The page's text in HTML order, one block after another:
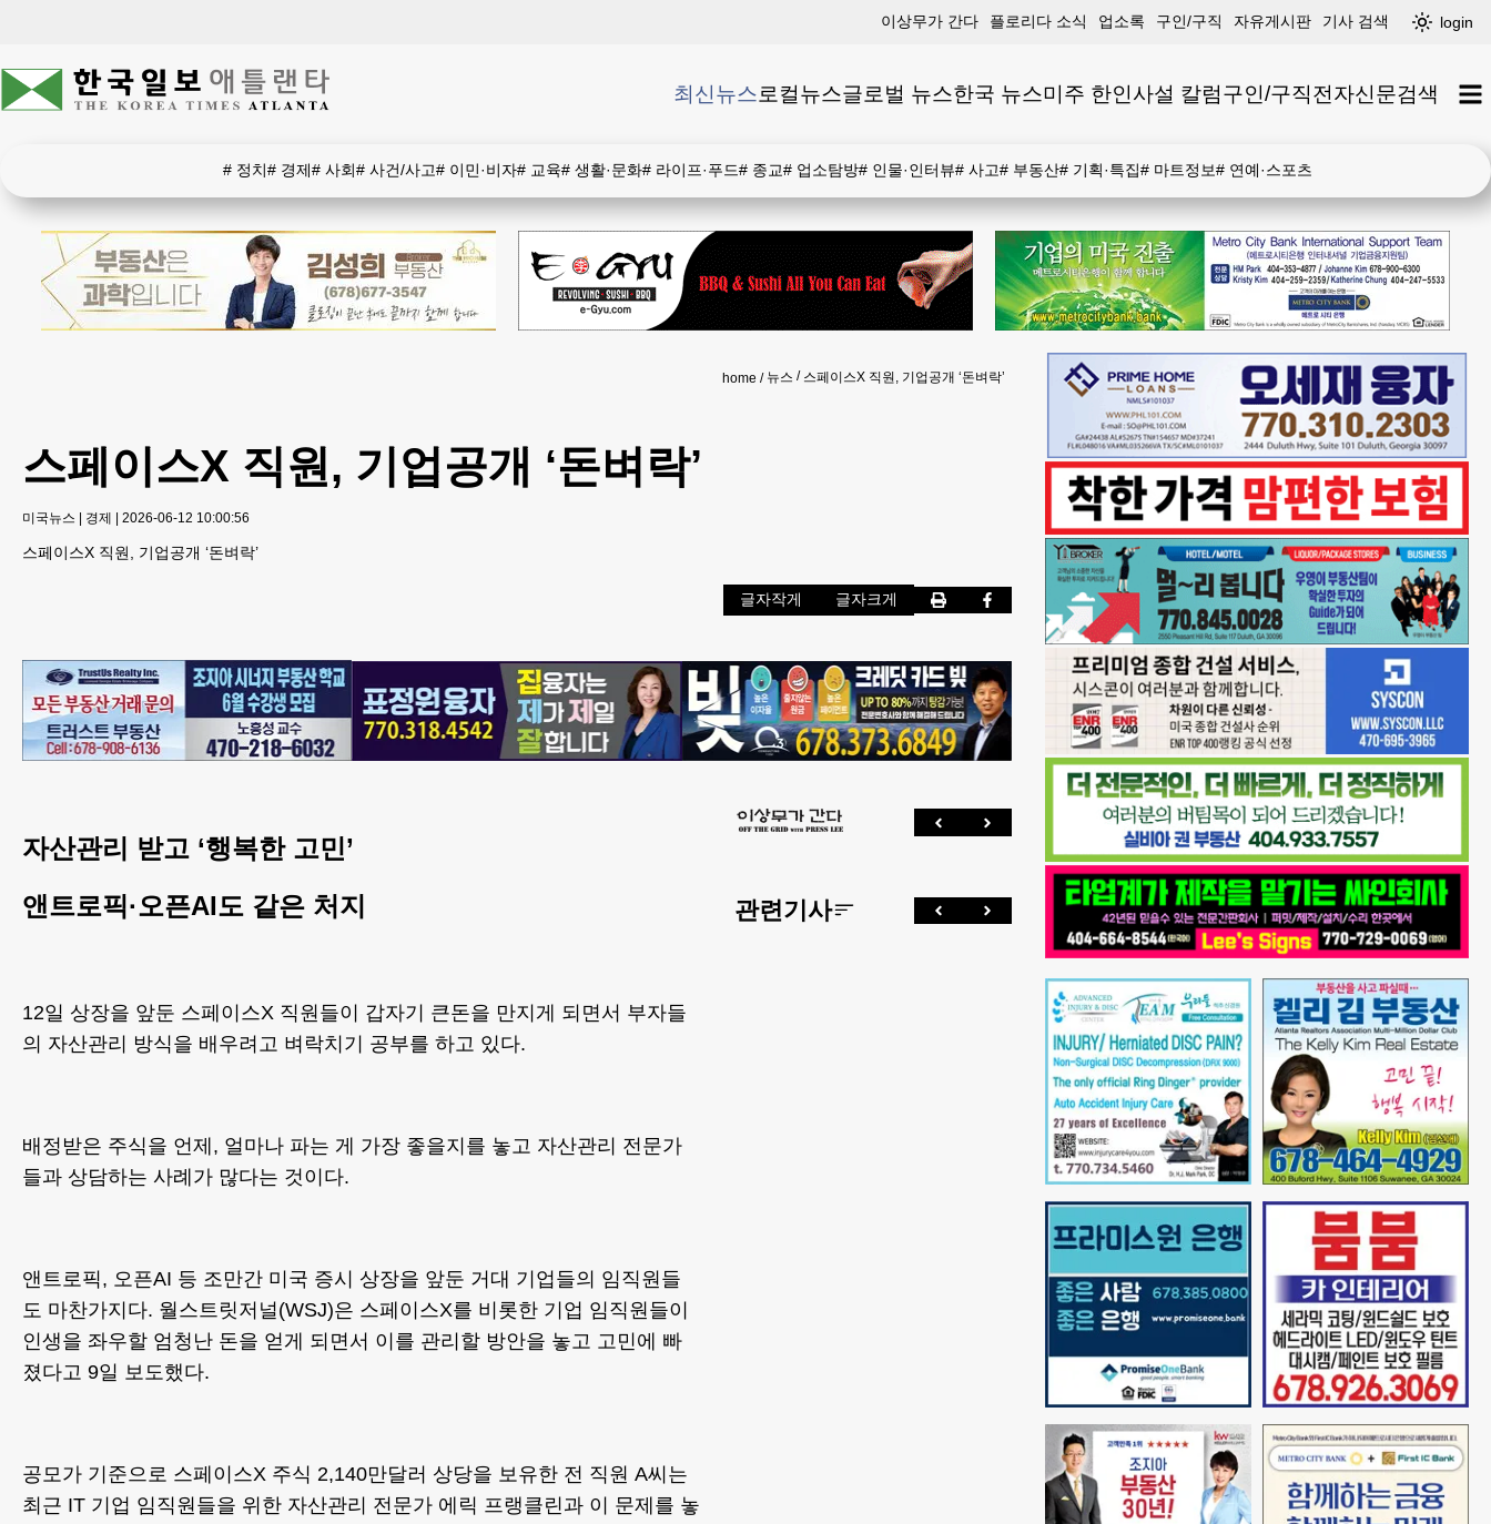
이상무가 간다 플로리다 소식 업소록 구인/구직 자유게시판 기사 검색 login
최신뉴스로컬뉴스글로벌 뉴스한국 뉴스미주 한인사설 칼럼구인/구직전자신문검색
# 정치# 경제# 사회# 사건/사고# 이민·비자# 교육# 생활·문화# 라이프·푸드# 종교# 업소탐방# 인물·인터뷰# 사고# 부동산# 기획·특집# 마트정보# 연예·스포츠
home 뉴스 스페이스X 직원, 기업공개 ‘돈벼락’
스페이스X 직원, 기업공개 ‘돈벼락’
미국뉴스 | 경제 | 2026-06-12 10:00:56
스페이스X 직원, 기업공개 ‘돈벼락’
글자작게 글자크게
자산관리 받고 ‘행복한 고민’
앤트로픽·오픈AI도 같은 처지
12일 상장을 앞둔 스페이스X 직원들이 갑자기 큰돈을 만지게 되면서 부자들
의 자산관리 방식을 배우려고 벼락치기 공부를 하고 있다.
배정받은 주식을 언제, 얼마나 파는 게 가장 좋을지를 놓고 자산관리 전문가
들과 상담하는 사례가 많다는 것이다.
앤트로픽, 오픈AI 등 조만간 미국 증시 상장을 앞둔 거대 기업들의 임직원들
도 마찬가지다. 월스트릿저널(WSJ)은 스페이스X를 비롯한 기업 임직원들이
인생을 좌우할 엄청난 돈을 얻게 되면서 이를 관리할 방안을 놓고 고민에 빠
졌다고 9일 보도했다.
공모가 기준으로 스페이스X 주식 2,140만달러 상당을 보유한 전 직원 A씨는
최근 IT 기업 임직원들을 위한 자산관리 전문가 에릭 프랭클린과 이 문제를 놓
관련기사